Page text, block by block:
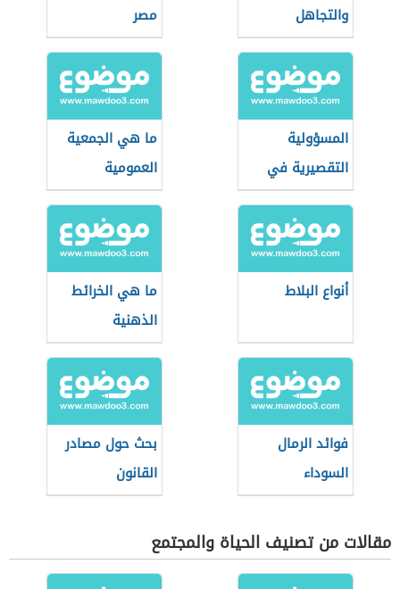
والتجاهل
مصر
المسؤولية
التقصيرية في
القانون المدني
المصري
ما هي الجمعية
العمومية
أنواع البلاط
ما هي الخرائط
الذهنية
فوائد الرمال
السوداء
بحث حول مصادر
القانون
مقالات من تصنيف الحياة والمجتمع